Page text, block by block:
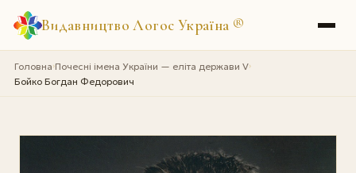
Видавництво Логос Україна ®
Головна›Почесні імена України — еліта держави V›
Бойко Богдан Федорович